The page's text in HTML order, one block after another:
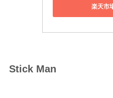
楽天市
Stick Man